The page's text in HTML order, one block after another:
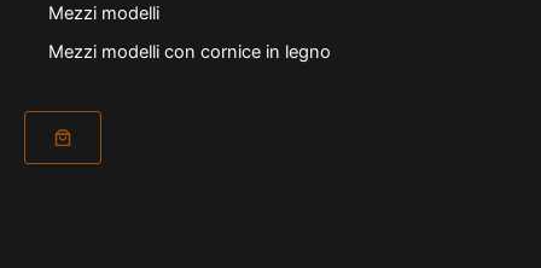
Mezzi modelli
Mezzi modelli con cornice in legno